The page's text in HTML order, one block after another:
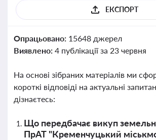
ЕКСПОРТ
Опрацьовано: 15648 джерел
Виявлено: 4 публікації за 23 червня
На основі зібраних матеріалів ми
короткі відповіді на актуальні
дізнаєтесь:
Що передбачає викуп
ПрАТ "Кременчуцький